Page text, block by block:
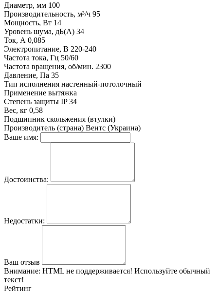
Диаметр, мм 100
Производительность, м³/ч 95
Мощность, Вт 14
Уровень шума, дБ(А) 34
Ток, А 0,085
Электропитание, В 220-240
Частота тока, Гц 50/60
Частота вращения, об/мин. 2300
Давление, Па 35
Тип исполнения настенный-потолочный
Применение вытяжка
Степень защиты IP 34
Вес, кг 0,58
Подшипник скольжения (втулки)
Производитель (страна) Вентс (Украина)
Ваше имя:
Достоинства:
Недостатки:
Ваш отзыв
Внимание: HTML не поддерживается! Используйте обычный
текст!
Рейтинг